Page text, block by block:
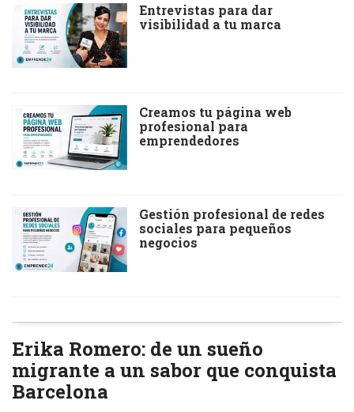
Entrevistas para dar
visibilidad a tu marca
Creamos tu página web
profesional para
emprendedores
Gestión profesional de redes
sociales para pequeños
negocios
Erika Romero: de un sueño
migrante a un sabor que conquista
Barcelona